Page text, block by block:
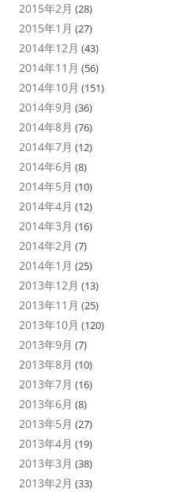
2015年2月 (28)
2015年1月 (27)
2014年12月 (43)
2014年11月 (56)
2014年10月 (151)
2014年9月 (36)
2014年8月 (76)
2014年7月 (12)
2014年6月 (8)
2014年5月 (10)
2014年4月 (12)
2014年3月 (16)
2014年2月 (7)
2014年1月 (25)
2013年12月 (13)
2013年11月 (25)
2013年10月 (120)
2013年9月 (7)
2013年8月 (10)
2013年7月 (16)
2013年6月 (8)
2013年5月 (27)
2013年4月 (19)
2013年3月 (38)
2013年2月 (33)